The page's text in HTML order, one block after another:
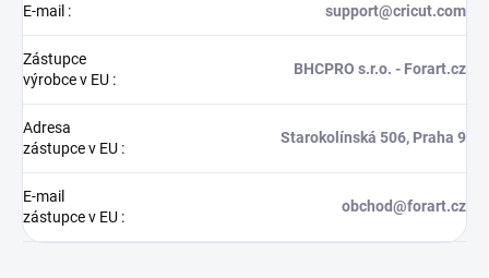
E-mail : support@cricut.com
Zástupce
výrobce v EU :
BHCPRO s.r.o. - Forart.cz
Adresa
zástupce v EU :
Starokolínská 506, Praha 9
E-mail
zástupce v EU :
obchod@forart.cz